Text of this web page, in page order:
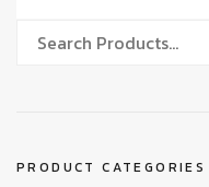
PRODUCT CATEGORIES